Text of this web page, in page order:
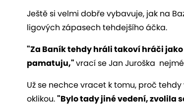
Ještě si velmi dobře vybavuje, jak na
ligových zápasech tehdejšího áčka.
"Za Baník tehdy hráli takoví hráči
pamatuju,"vrací se Jan Juroška
Už se nechce vracet k tomu, proč
oklikou."Bylo tady jiné vedení, zvolila